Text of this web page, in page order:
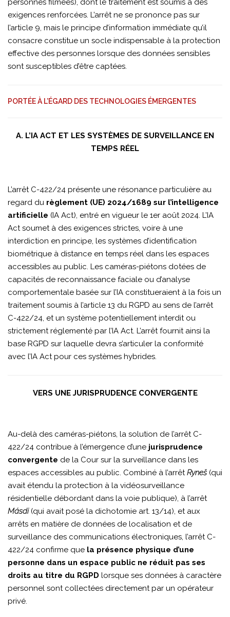
personnes filmées), dont le traitement est soumis à des
exigences renforcées. L’arrêt ne se prononce pas sur
l’article 9, mais le principe d’information immédiate qu’il
consacre constitue un socle indispensable à la protection
effective des personnes lorsque des données sensibles
sont susceptibles d’être captées.
PORTÉE À L’ÉGARD DES TECHNOLOGIES ÉMERGENTES
A. L’IA ACT ET LES SYSTÈMES DE SURVEILLANCE EN
TEMPS RÉEL
L’arrêt C-422/24 présente une résonance particulière au
regard du règlement (UE) 2024/1689 sur l’intelligence
artificielle (IA Act), entré en vigueur le 1er août 2024. L’IA
Act soumet à des exigences strictes, voire à une
interdiction en principe, les systèmes d’identification
biométrique à distance en temps réel dans les espaces
accessibles au public. Les caméras-piétons dotées de
capacités de reconnaissance faciale ou d’analyse
comportementale basée sur l’IA constitueraient à la fois un
traitement soumis à l’article 13 du RGPD au sens de l’arrêt
C-422/24, et un système potentiellement interdit ou
strictement réglementé par l’IA Act. L’arrêt fournit ainsi la
base RGPD sur laquelle devra s’articuler la conformité
avec l’IA Act pour ces systèmes hybrides.
VERS UNE JURISPRUDENCE CONVERGENTE
Au-delà des caméras-piétons, la solution de l’arrêt C-
422/24 contribue à l’émergence d’une jurisprudence
convergente de la Cour sur la surveillance dans les
espaces accessibles au public. Combiné à l’arrêtRyneš (qui
avait étendu la protection à la vidéosurveillance
résidentielle débordant dans la voie publique), à l’arrêt
Másdi(qui avait posé la dichotomie art. 13/14), et aux
arrêts en matière de données de localisation et de
surveillance des communications électroniques, l’arrêt C-
422/24 confirme que la présence physique d’une
personne dans un espace public ne réduit pas ses
droits au titre du RGPD lorsque ses données à caractère
personnel sont collectées directement par un opérateur
privé.